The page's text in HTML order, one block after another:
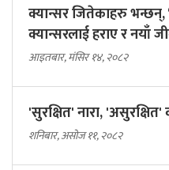
क्यान्सर जितेकाहरु भन्छन्,
क्यान्सरलाई हराए र नयाँ
आइतबार, मंसिर १४, २०८२
'सुरक्षित' नारा, 'असुरक्षित'
शनिबार, असोज ११, २०८२